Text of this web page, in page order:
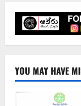
YOU MAY HAVE